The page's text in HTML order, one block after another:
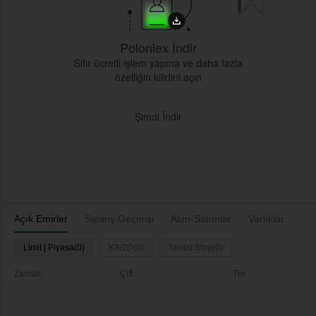
Açık Emirler Sipariş Geçmişi Alım-Satımlar Varlıklar
Limit | Piyasa(0) KA/ZD(0) Takipli Stop(0)
Zaman Çift Tür
Poloniex İndir
Sıfır ücretli işlem yapma ve daha fazla
özelliğin kilidini açın
Şimdi İndir